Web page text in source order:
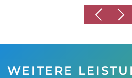
WEITERE